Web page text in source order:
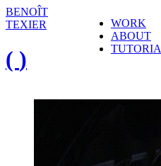
BENOÎT
TEXIER
( )
WORK
ABOUT
TUTORIA